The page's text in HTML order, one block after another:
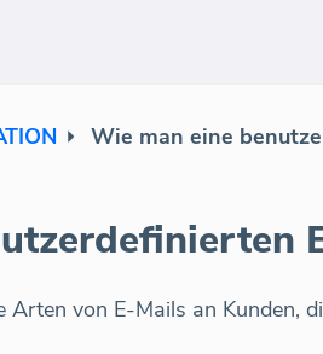
Wie man eine
von E-Mails an Kunden,